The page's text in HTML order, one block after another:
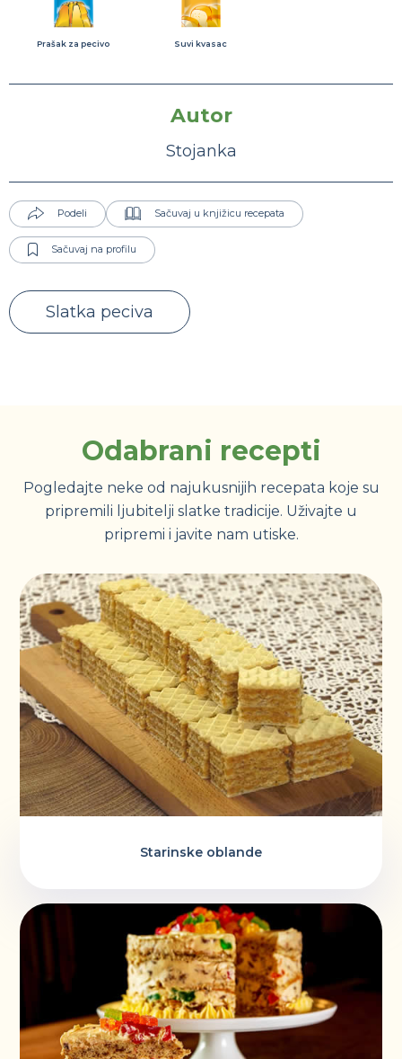
Prašak za pecivo Suvi kvasac
Autor
Stojanka
Podeli Sačuvaj u knjižicu recepata
Sačuvaj na profilu
Slatka peciva
Odabrani recepti
Pogledajte neke od najukusnijih recepata koje su
pripremili ljubitelji slatke tradicije. Uživajte u
pripremi i javite nam utiske.
Starinske oblande